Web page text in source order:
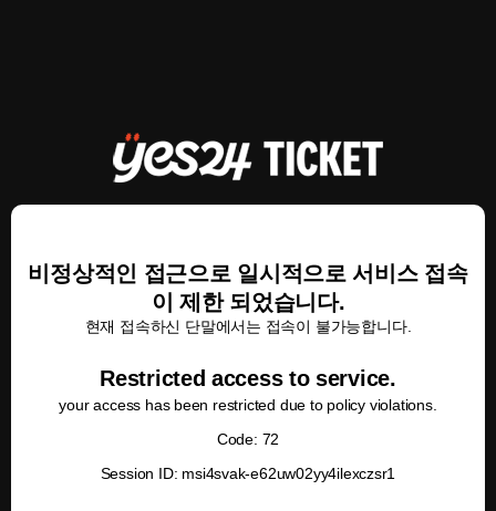
비정상적인 접근으로 일시적으로 서비스 접속
이 제한 되었습니다.
현재 접속하신 단말에서는 접속이 불가능합니다.
Restricted access to service.
your access has been restricted due to policy violations.
Code: 72
Session ID: msi4svak-e62uw02yy4ilexczsr1